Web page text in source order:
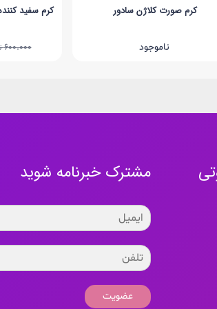
کرم صورت کلاژن سادور
ناموجود
کرم سفید
600.000
مشترک خبرنامه شوید
عضویت